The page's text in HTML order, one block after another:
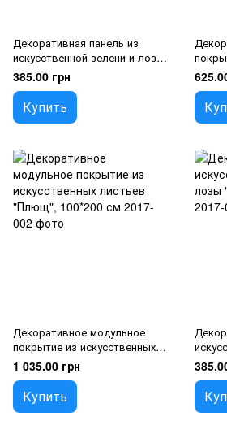
Декоративная панель из
искусственной зелени и лозы
"Плющ", 37,5*120 см
385.00 грн
Купить
Декоративное модульное
покрытие из искусственных
листьев "Плющ", 100*200 см
1 035.00 грн
Купить